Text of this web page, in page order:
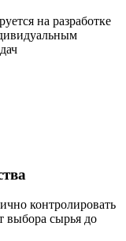
на разработке
контролировать
выбора сырья до